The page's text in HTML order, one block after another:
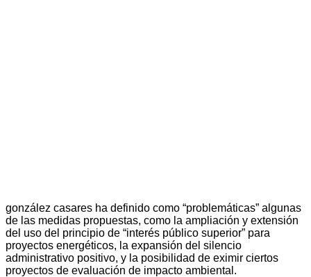
gonzález casares ha definido como “problemáticas” algunas
de las medidas propuestas, como la ampliación y extensión
del uso del principio de “interés público superior” para
proyectos energéticos, la expansión del silencio
administrativo positivo, y la posibilidad de eximir ciertos
proyectos de evaluación de impacto ambiental.